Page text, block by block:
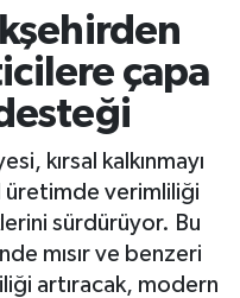
çapa
kırsal kalkınmayı
üretimde verimliliği
sürdürüyor. Bu
mısır ve benzeri
artıracak, modern
Fikstür